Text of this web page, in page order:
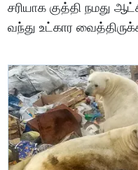
சரியாக குத்தி நமது
வந்து உட்கார